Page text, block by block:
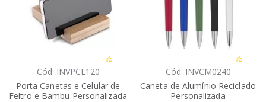
Cód: INVPCL120
Porta Canetas e Celular de
Feltro e Bambu Personalizada
Cód: INVCM0240
Caneta de Alumínio Reciclado
Personalizada